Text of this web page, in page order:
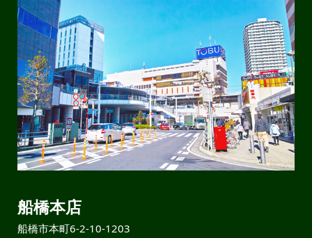
船橋本店
船橋市本町6-2-10-1203